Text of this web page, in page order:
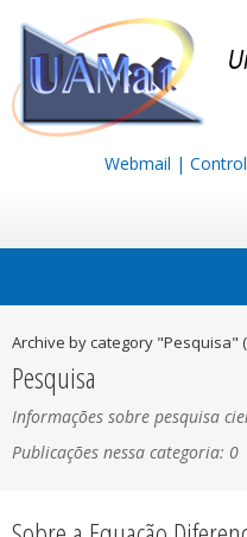
Webmail |
Archive by category "Pesquisa"
Pesquisa
Informações sobre pesquisa
Publicações nessa categoria: 0